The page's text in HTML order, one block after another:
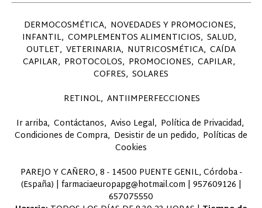
DERMOCOSMÉTICA NOVEDADES Y PROMOCIONES
INFANTIL COMPLEMENTOS ALIMENTICIOS SALUD
OUTLET VETERINARIA NUTRICOSMÉTICA CAÍDA
CAPILAR PROTOCOLOS PROMOCIONES CAPILAR
COFRES SOLARES
RETINOL ANTIIMPERFECCIONES
Ir arriba Contáctanos Aviso Legal Política de Privacidad
Condiciones de Compra Desistir de un pedido Políticas de
Cookies
PAREJO Y CAÑERO, 8 - 14500 PUENTE GENIL, Córdoba -
(España) | farmaciaeuropapg@hotmail.com | 957609126 |
657075550